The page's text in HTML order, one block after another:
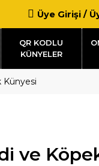
Üye Girişi /
QR KODLU
KÜNYELER
Künyesi
ve